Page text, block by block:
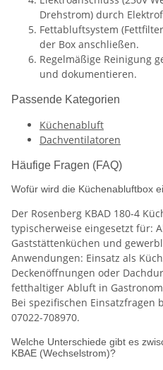
Drehstrom) durch
Fettabluftsystem
der Box anschließen.
Regelmäßige Reinigung
und dokumentieren.
Passende Kategorien
Küchenabluft
Dachventilatoren
Häufige Fragen (FAQ)
Wofür wird die Küchenabluftbox
Der Rosenberg KBAD 180-4
typischerweise eingesetzt für:
Gaststättenküchen und
Anwendungen: Einsatz als
Deckenöffnungen oder
fetthaltiger Abluft in
Bei spezifischen Einsatzfragen
07022-708970.
Welche Unterschiede gibt es
KBAE (Wechselstrom)?